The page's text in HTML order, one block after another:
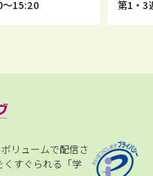
～15:20
第1・3
リュームで配信さ
くすぐられる「学